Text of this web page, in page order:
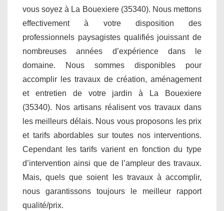
vous soyez à La Bouexiere (35340). Nous mettons
effectivement à votre disposition des
professionnels paysagistes qualifiés jouissant de
nombreuses années d’expérience dans le
domaine. Nous sommes disponibles pour
accomplir les travaux de création, aménagement
et entretien de votre jardin à La Bouexiere
(35340). Nos artisans réalisent vos travaux dans
les meilleurs délais. Nous vous proposons les prix
et tarifs abordables sur toutes nos interventions.
Cependant les tarifs varient en fonction du type
d’intervention ainsi que de l’ampleur des travaux.
Mais, quels que soient les travaux à accomplir,
nous garantissons toujours le meilleur rapport
qualité/prix.